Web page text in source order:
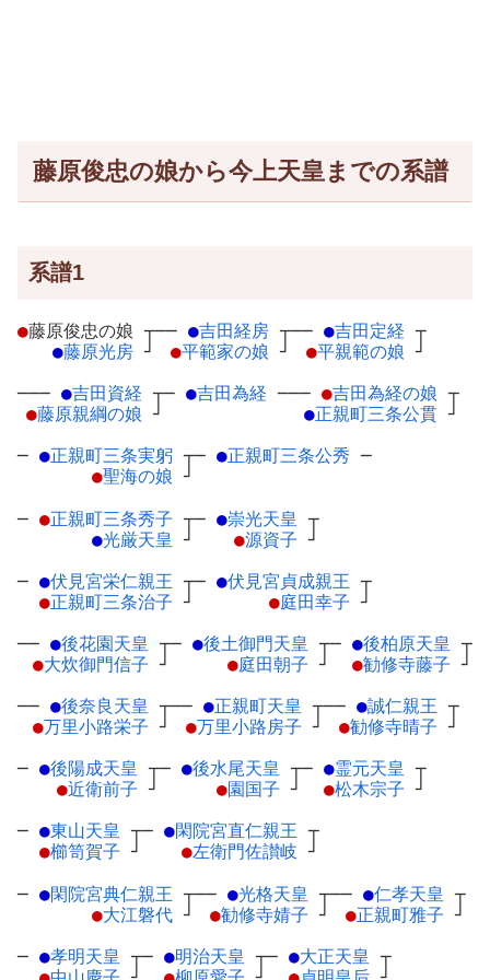
藤原俊忠の娘から今上天皇までの系譜
系譜1
●藤原俊忠の娘 ┬
●藤原光房 ┘
── ●吉田経房 ┬
●平範家の娘 ┘
── ●吉田定経 ┬
●平親範の娘 ┘
─── ●吉田資経 ┬
●藤原親綱の娘 ┘
─ ●吉田為経 ─── ●吉田為経の娘 ┬
●正親町三条公貫 ┘
─ ●正親町三条実躬 ┬
●聖海の娘 ┘
─ ●正親町三条公秀 ─
─ ●正親町三条秀子 ┬
●光厳天皇 ┘
─ ●崇光天皇 ┬
●源資子 ┘
─ ●伏見宮栄仁親王 ┬
●正親町三条治子 ┘
─ ●伏見宮貞成親王 ┬
●庭田幸子 ┘
── ●後花園天皇 ┬
●大炊御門信子 ┘
─ ●後土御門天皇 ┬
●庭田朝子 ┘
─ ●後柏原天皇 ┬
●勧修寺藤子 ┘
── ●後奈良天皇 ┬
●万里小路栄子 ┘
── ●正親町天皇 ┬
●万里小路房子 ┘
── ●誠仁親王 ┬
●勧修寺晴子 ┘
─ ●後陽成天皇 ┬
●近衛前子 ┘
─ ●後水尾天皇 ┬
●園国子 ┘
─ ●霊元天皇 ┬
●松木宗子 ┘
─ ●東山天皇 ┬
●櫛笥賀子 ┘
─ ●閑院宮直仁親王 ┬
●左衛門佐讃岐 ┘
─ ●閑院宮典仁親王 ┬
●大江磐代 ┘
── ●光格天皇 ┬
●勧修寺婧子 ┘
── ●仁孝天皇 ┬
●正親町雅子 ┘
─ ●孝明天皇 ┬─ ●明治天皇 ┬─ ●大正天皇 ┬